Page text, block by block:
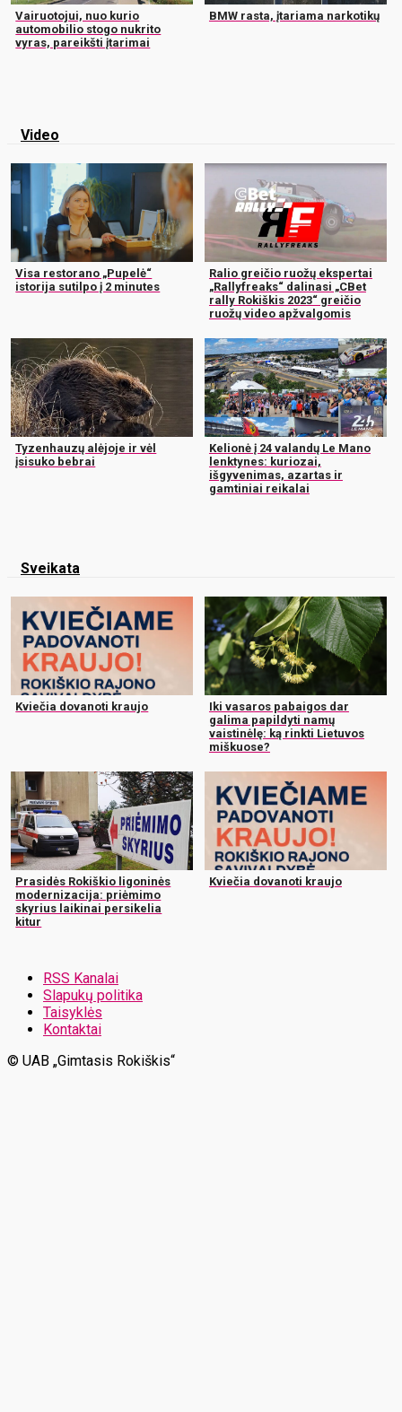
Vairuotojui, nuo kurio
automobilio stogo nukrito
vyras, pareikšti įtarimai
BMW rasta, įtariama narkotikų
Video
Visa restorano „Pupelė“
istorija sutilpo į 2 minutes
Ralio greičio ruožų ekspertai
„Rallyfreaks“ dalinasi „CBet
rally Rokiškis 2023“ greičio
ruožų video apžvalgomis
Tyzenhauzų alėjoje ir vėl
įsisuko bebrai
Kelionė į 24 valandų Le Mano
lenktynes: kuriozai,
išgyvenimas, azartas ir
gamtiniai reikalai
Sveikata
Kviečia dovanoti kraujo
Iki vasaros pabaigos dar
galima papildyti namų
vaistinėlę: ką rinkti Lietuvos
miškuose?
Prasidės Rokiškio ligoninės
modernizacija: priėmimo
skyrius laikinai persikelia
kitur
Kviečia dovanoti kraujo
RSS Kanalai
Slapukų politika
Taisyklės
Kontaktai
© UAB „Gimtasis Rokiškis“